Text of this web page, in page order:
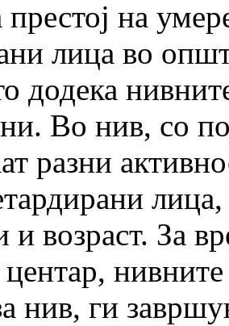
престој на
лица во
додека
Во нив, со
разни
возраст. За
нив, ги